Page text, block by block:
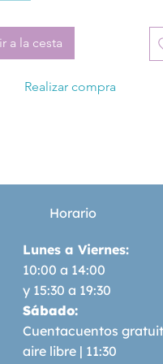
serie del guionista
autor reconocido por su
serie de cómics Star
a la cesta
Realizar compra
Horario
Lunes a Viernes:
10:00 a 14:00
y 15:30 a 19:30
Sábado:
Cuentacuentos
aire libre | 11:30